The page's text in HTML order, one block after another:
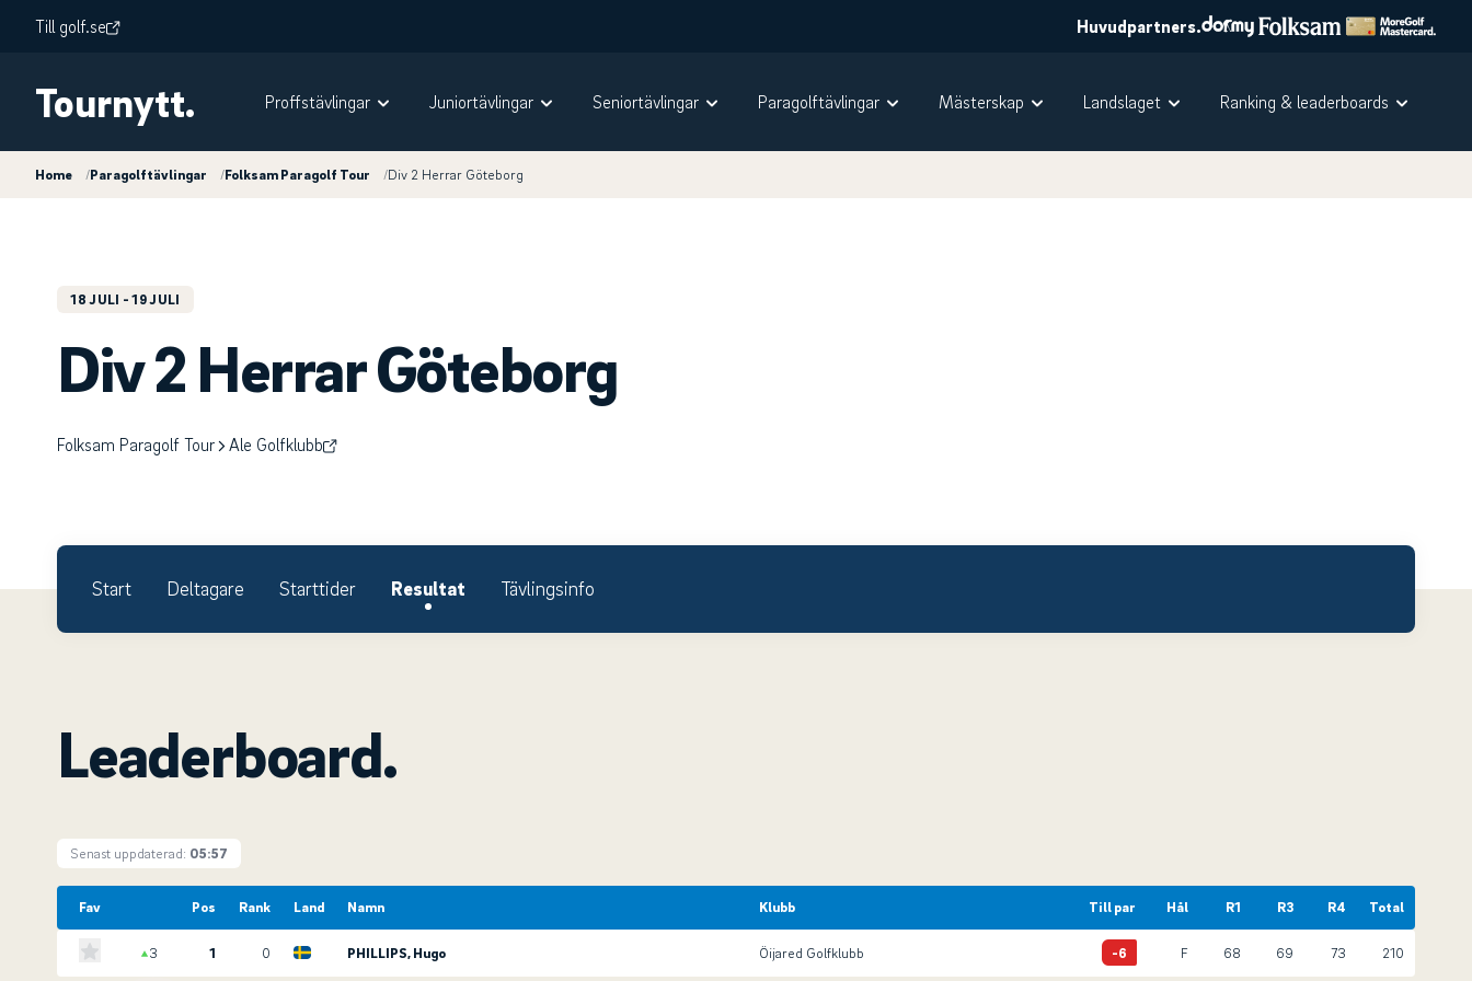
Till golf.se Huvudpartners.
Tournytt. Proffstävlingar Juniortävlingar Seniortävlingar Paragolftävlingar Mästerskap Landslaget Ranking & leaderboards
Home /Paragolftävlingar /Folksam Paragolf Tour /Div 2 Herrar Göteborg
18 JULI - 19 JULI
Div 2 Herrar Göteborg
Folksam Paragolf Tour Ale Golfklubb
Start Deltagare Starttider Resultat Tävlingsinfo
Leaderboard.
Senast uppdaterad: 05:57
Fav Pos Rank Land Namn Klubb Till par Hål R1 R3 R4 Total
3 1 0 PHILLIPS, Hugo Öijared Golfklubb -6 F 68 69 73 210